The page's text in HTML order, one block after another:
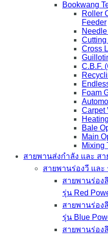
Bookwang
Roller
Feeder
Cross
C.B.F.
Foam
Carpet
Bale
Main
Mixing
สายพานส่งกำลัง และ สา
สายพานร่องวี และ
สายพานร่อง
รุ่น Red
สายพานร่อง
รุ่น Blue
สายพานร่อง